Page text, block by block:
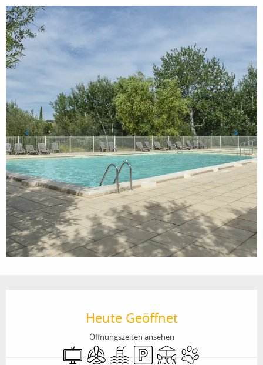
ESPACE PRO
Heute Geöffnet
Öffnungszeiten ansehen
FernsehenKlimaanlageSchwimmbad
ParkplatzTerrasseTiere erlaubt